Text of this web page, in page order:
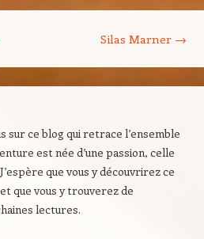
Silas Marner →
sur ce blog qui retrace l’ensemble
est née d’une passion, celle
que vous y découvrirez ce
que vous y trouverez de
lectures.